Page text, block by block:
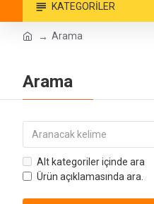
KATEGORILER
Arama
Arama
Alt kategoriler içinde ara
Ürün açıklamasında ara.